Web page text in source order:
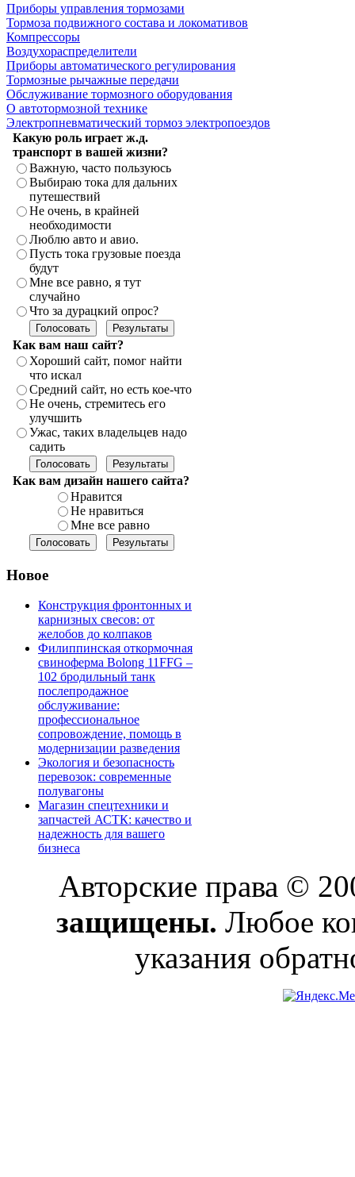
Приборы управления тормозами
Тормоза подвижного состава и локомативов
Компрессоры
Воздухораспределители
Приборы автоматического регулирования
Тормозные рычажные передачи
Обслуживание тормозного оборудования
О автотормозной технике
Электропневматический тормоз электропоездов
Какую роль играет ж.д.
транспорт в вашей жизни?
Важную, часто пользуюсь
Выбираю тока для дальних
путешествий
Не очень, в крайней
необходимости
Люблю авто и авио.
Пусть тока грузовые поезда
будут
Мне все равно, я тут
случайно
Что за дурацкий опрос?
Как вам наш сайт?
Хороший сайт, помог найти
что искал
Средний сайт, но есть кое-что
Не очень, стремитесь его
улучшить
Ужас, таких владельцев надо
садить
Как вам дизайн нашего сайта?
Нравится
Не нравиться
Мне все равно
Новое
Конструкция фронтонных и
карнизных свесов: от
желобов до колпаков
Филиппинская откормочная
свиноферма Bolong 11FFG –
102 бродильный танк
послепродажное
обслуживание:
профессиональное
сопровождение, помощь в
модернизации разведения
Экология и безопасность
перевозок: современные
полувагоны
Магазин спецтехники и
запчастей АСТК: качество и
надежность для вашего
бизнеса
Авторские права ©
защищены. Любое
указания